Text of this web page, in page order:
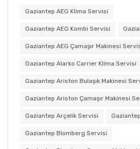
Gaziantep AEG Klima Servisi
Gaziantep AEG Kombi Servisi
Gaziantep AEG Çamaşır Makinesi
Gaziantep Alarko Carrier Klima Servisi
Gaziantep Ariston Bulaşık Makinesi
Gaziantep Ariston Çamaşır Makinesi
Gaziantep Arçelik Servisi
Gaziantep Blomberg Servisi